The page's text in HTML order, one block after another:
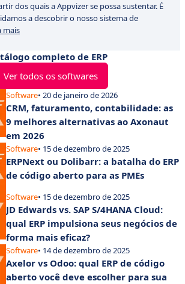
dos quais a Appvizer se possa sustentar. É
a descobrir o nosso sistema de
mais
completo de ERP
Ver todos os softwares
Software• 20 de janeiro de 2026
CRM, faturamento, contabilidade: as
9 melhores alternativas ao Axonaut
em 2026
Software• 15 de dezembro de 2025
ERPNext ou Dolibarr: a batalha do ERP
de código aberto para as PMEs
Software• 15 de dezembro de 2025
JD Edwards vs. SAP S/4HANA Cloud:
qual ERP impulsiona seus negócios de
forma mais eficaz?
Software• 14 de dezembro de 2025
Axelor vs Odoo: qual ERP de código
aberto você deve escolher para sua